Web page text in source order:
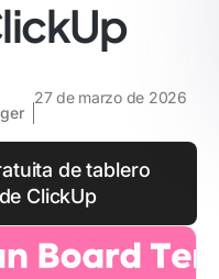
27 de marzo de 2026
de tablero
ClickUp